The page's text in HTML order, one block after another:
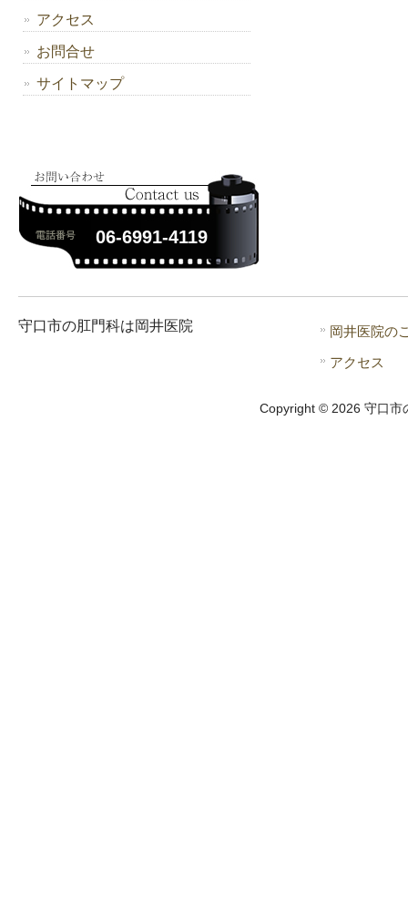
アクセス
お問合せ
サイトマップ
06-6991-4119
守口市の肛門科は岡井医院
岡井医院の
アクセス
Copyright © 2026 守口市